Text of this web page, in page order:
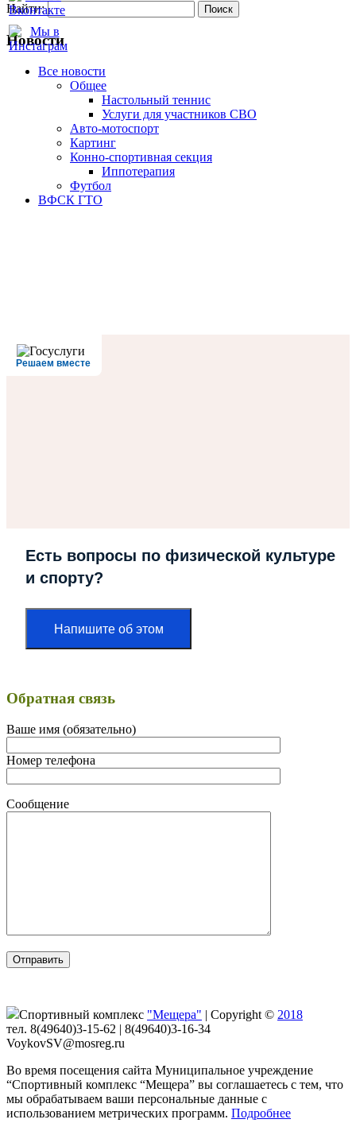
Найти:
Новости
Все новости
Oбщее
Настольный теннис
Услуги для участников СВО
Авто-мотоспорт
Картинг
Конно-спортивная секция
Иппотерапия
Футбол
ВФСК ГТО
Решаем вместе
Есть вопросы по физической культуре
и спорту?
Напишите об этом
Обратная связь
Ваше имя (обязательно)
Номер телефона
Сообщение
Спортивный комплекс "Мещера" | Copyright © 2018
тел. 8(49640)3-15-62 | 8(49640)3-16-34
VoykovSV@mosreg.ru
Во время посещения сайта Муниципальное учреждение
“Спортивный комплекс “Мещера” вы соглашаетесь с тем, что
мы обрабатываем ваши персональные данные с
использованием метрических программ. Подробнее